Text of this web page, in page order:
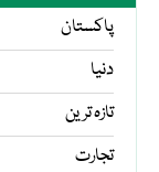
پاکستان
دنیا
تازہ ترین
تجارت